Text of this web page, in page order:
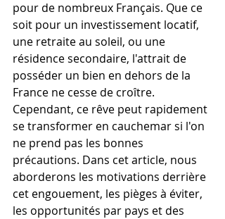
pour de nombreux Français. Que ce
soit pour un investissement locatif,
une retraite au soleil, ou une
résidence secondaire, l'attrait de
posséder un bien en dehors de la
France ne cesse de croître.
Cependant, ce rêve peut rapidement
se transformer en cauchemar si l'on
ne prend pas les bonnes
précautions. Dans cet article, nous
aborderons les motivations derrière
cet engouement, les pièges à éviter,
les opportunités par pays et des